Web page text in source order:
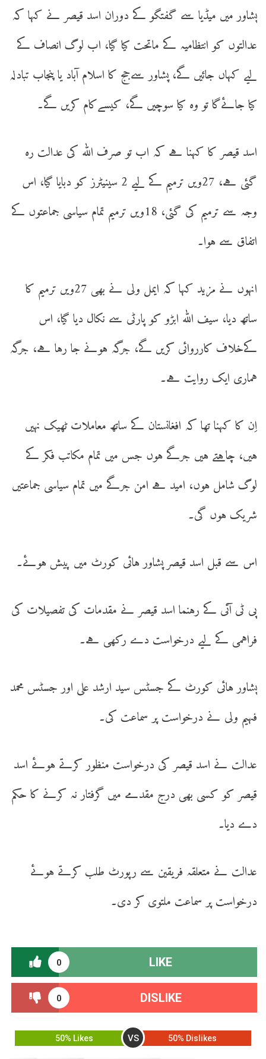
پشاور میں میڈیا سے گفتگو کے دوران اسد قیصر نے کہا کہ
عدالتوں کو انتظامیہ کے ماتحت کیا گیا، اب لوگ انصاف کے
لیے کہاں جائیں گے، پشاور سےجج کا اسلام آباد یا پنجاب تبادلہ
کیا جائےگا تو وہ کیا سوچیں گے، کیسےکام کریں گے۔
اسد قیصر کا کہنا ہے کہ اب تو صرف اللّٰہ کی عدالت رہ
گئی ہے، 27ویں ترمیم کے لیے 2 سینیٹرز کو دبایا گیا، اس
وجہ سے ترمیم کی گئی، 18ویں ترمیم تمام سیاسی جماعتوں کے
اتفاق سے ہوا۔
انہوں نے مزید کہا کہ ایمل ولی نے بھی 27ویں ترمیم کا
ساتھ دیا، سیف اللّٰہ ابڑو کو پارٹی سے نکال دیا گیا، اس
کےخلاف کارروائی کریں گے، جرگہ ہونے جا رہا ہے، جرگہ
ہماری ایک روایت ہے۔
اِن کا کہنا تھا کہ افغانستان کے ساتھ معاملات ٹھیک نہیں
ہیں، چاہتے ہیں جرگے ہوں جس میں تمام مکاتب فکر کے
لوگ شامل ہوں، امید ہے امن جرگے میں تمام سیاسی جماعتیں
شریک ہوں گی۔
اس سے قبل اسد قیصر پشاور ہائی کورٹ میں پیش ہوئے۔
پی ٹی آئی کے رہنما اسد قیصر نے مقدمات کی تفصیلات کی
فراہمی کے لیے درخواست دے رکھی ہے۔
پشاور ہائی کورٹ کے جسٹس سید ارشد علی اور جسٹس محمد
فہیم ولی نے درخواست پر سماعت کی۔
عدالت نے اسد قیصر کی درخواست منظور کرتے ہوئے اسد
قیصر کو کسی بھی درج مقدمے میں گرفتار نہ کرنے کا حکم
دے دیا۔
عدالت نے متعلقہ فریقین سے رپورٹ طلب کرتے ہوئے
درخواست پر سماعت ملتوی کر دی۔
0 LIKE
0 DISLIKE
50% Likes VS 50% Dislikes